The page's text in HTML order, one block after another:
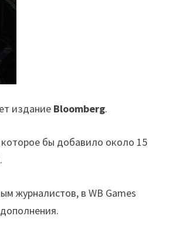
издание Bloomberg.
бы добавило около 15
журналистов, в WB Games